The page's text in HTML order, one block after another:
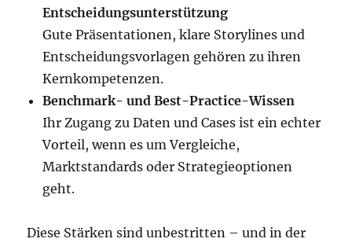
Entscheidungsunterstützung
Gute Präsentationen, klare Storylines und
Entscheidungsvorlagen gehören zu ihren
Kernkompetenzen.
Benchmark- und Best-Practice-Wissen
Ihr Zugang zu Daten und Cases ist ein echter
Vorteil, wenn es um Vergleiche,
Marktstandards oder Strategieoptionen
geht.
Diese Stärken sind unbestritten – und in der